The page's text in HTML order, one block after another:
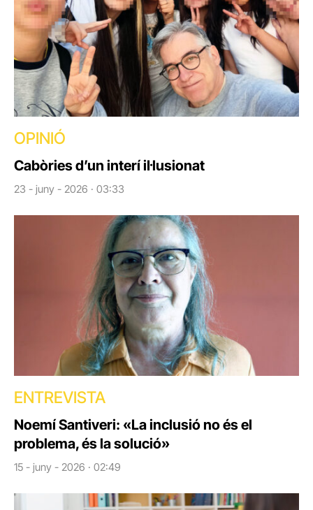
OPINIÓ
Cabòries d’un interí il·lusionat
23 - juny - 2026 · 03:33
ENTREVISTA
Noemí Santiveri: «La inclusió no és el
problema, és la solució»
15 - juny - 2026 · 02:49